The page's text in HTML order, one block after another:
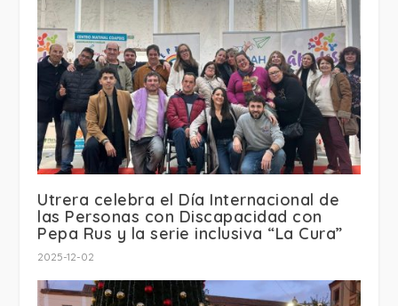
Utrera celebra el Día Internacional de
las Personas con Discapacidad con
Pepa Rus y la serie inclusiva “La Cura”
2025-12-02